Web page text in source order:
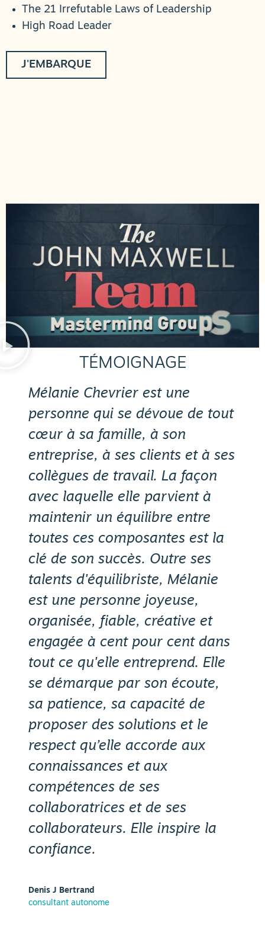
The 21 Irrefutable Laws of Leadership
High Road Leader
J'EMBARQUE
TÉMOIGNAGE
Mélanie Chevrier est une
personne qui se dévoue de tout
cœur à sa famille, à son
entreprise, à ses clients et à ses
collègues de travail. La façon
avec laquelle elle parvient à
maintenir un équilibre entre
toutes ces composantes est la
clé de son succès. Outre ses
talents d'équilibriste, Mélanie
est une personne joyeuse,
organisée, fiable, créative et
engagée à cent pour cent dans
tout ce qu'elle entreprend. Elle
se démarque par son écoute,
sa patience, sa capacité de
proposer des solutions et le
respect qu’elle accorde aux
connaissances et aux
compétences de ses
collaboratrices et de ses
collaborateurs. Elle inspire la
confiance.
Denis J Bertrand
consultant autonome